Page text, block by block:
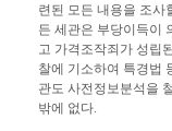
련된 모든 내용을 조사
든 세관은 부당이득이
고 가격조작죄가 성립
찰에 기소하여 특경법
관도 사전정보분석을
밖에 없다.